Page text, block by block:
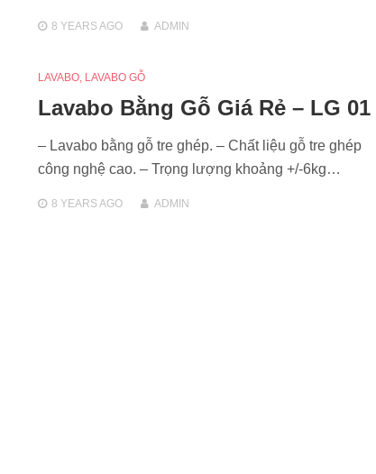
8 YEARSAGO ADMIN
LAVABO, LAVABO GỖ
Lavabo Bằng Gỗ Giá Rẻ – LG 01
– Lavabo bằng gỗ tre ghép. – Chất liệu gỗ tre ghép
công nghệ cao. – Trọng lượng khoảng +/-6kg…
8 YEARSAGO ADMIN